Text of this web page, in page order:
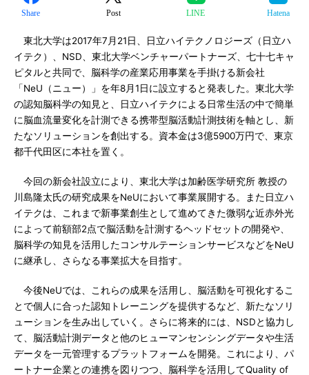
Share Post LINE Hatena
東北大学は2017年7月21日、日立ハイテクノロジーズ（日立ハ
イテク）、NSD、東北大学ベンチャーパートナーズ、七十七キャ
ピタルと共同で、脳科学の産業応用事業を手掛ける新会社
「NeU（ニュー）」を年8月1日に設立すると発表した。東北大学
の認知脳科学の知見と、日立ハイテクによる日常生活の中で簡単
に脳血流量変化を計測できる携帯型脳活動計測技術を軸とし、新
たなソリューションを創出する。資本金は3億5900万円で、東京
都千代田区に本社を置く。
今回の新会社設立により、東北大学は加齢医学研究所 教授の
川島隆太氏の研究成果をNeUにおいて事業展開する。また日立ハ
イテクは、これまで新事業創生として進めてきた微弱な近赤外光
によって前額部2点で脳活動を計測するヘッドセットの開発や、
脳科学の知見を活用したコンサルテーションサービスなどをNeU
に継承し、さらなる事業拡大を目指す。
今後NeUでは、これらの成果を活用し、脳活動を可視化するこ
とで個人に合った認知トレーニングを提供するなど、新たなソリ
ューションを生み出していく。さらに将来的には、NSDと協力し
て、脳活動計測データと他のヒューマンセンシングデータや生活
データを一元管理するプラットフォームを開発。これにより、パ
ートナー企業との連携を図りつつ、脳科学を活用してQuality of